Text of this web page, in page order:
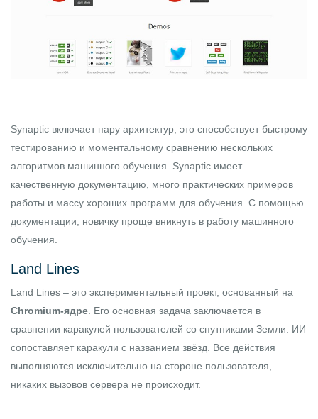
Synaptic включает пару архитектур, это способствует быстрому
тестированию и моментальному сравнению нескольких
алгоритмов машинного обучения. Synaptic имеет
качественную документацию, много практических примеров
работы и массу хороших программ для обучения. С помощью
документации, новичку проще вникнуть в работу машинного
обучения.
Land Lines
Land Lines – это экспериментальный проект, основанный на
Chromium-ядре . Его основная задача заключается в
сравнении каракулей пользователей со спутниками Земли. ИИ
сопоставляет каракули с названием звёзд. Все действия
выполняются исключительно на стороне пользователя,
никаких вызовов сервера не происходит.